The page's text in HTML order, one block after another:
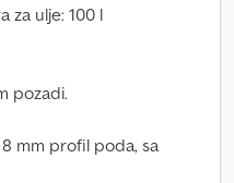
za ulje: 100 l
pozadi.
mm profil poda, sa